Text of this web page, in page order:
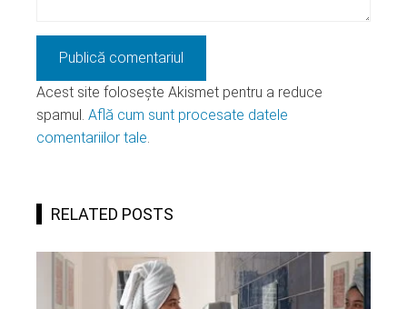
Acest site folosește Akismet pentru a reduce
spamul. Află cum sunt procesate datele
comentariilor tale.
RELATED POSTS